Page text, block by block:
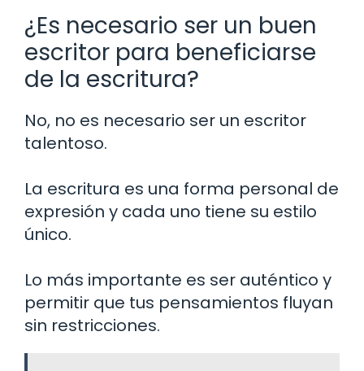
¿Es necesario ser un buen
escritor para beneficiarse
de la escritura?
No, no es necesario ser un escritor
talentoso.
La escritura es una forma personal de
expresión y cada uno tiene su estilo
único.
Lo más importante es ser auténtico y
permitir que tus pensamientos fluyan
sin restricciones.